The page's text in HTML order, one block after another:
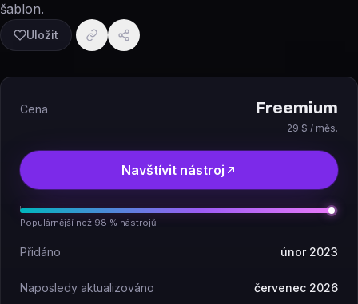
šablon.
Uložit
Cena Freemium
29 $ / měs.
Navštívit nástroj
Populárnější než 98 % nástrojů
Přidáno únor 2023
Naposledy aktualizováno červenec 2026